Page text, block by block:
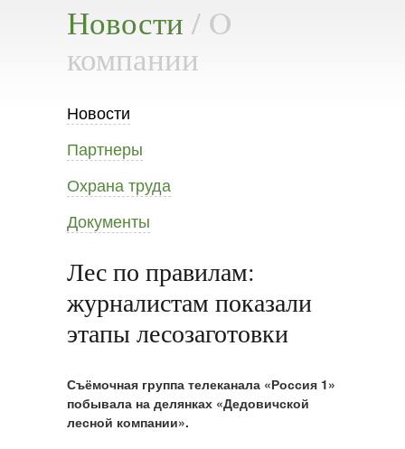
Новости / O
компании
Новости
Партнеры
Охрана труда
Документы
Лес по правилам:
журналистам показали
этапы лесозаготовки
Съёмочная группа телеканала «Россия 1»
побывала на делянках «Дедовичской
лесной компании».